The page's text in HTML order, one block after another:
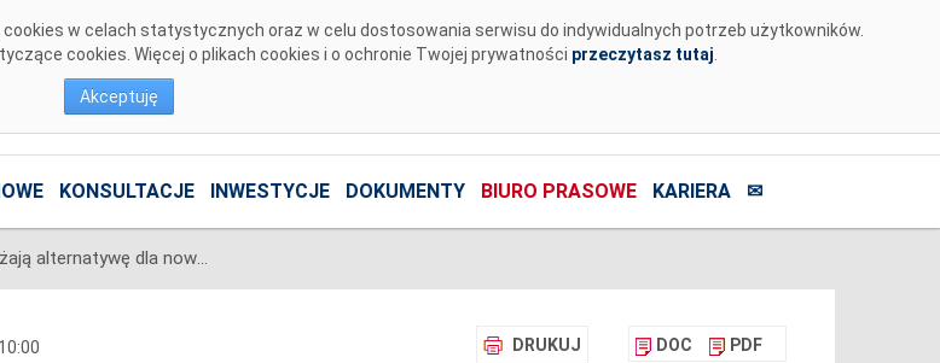
w celach statystycznych oraz w celu dostosowania serwisu do indywidualnych potrzeb użytkowników.
cookies. Więcej o plikach cookies i o ochronie Twojej prywatności przeczytasz tutaj
Akceptuję
KONSULTACJE INWESTYCJE DOKUMENTY BIURO PRASOWE KARIERA ✉
PSE i Litgrid rozważają alternatywę dla nowego polsko-litewskiego połączenia międzysystemowego
DRUKUJ DOC PDF